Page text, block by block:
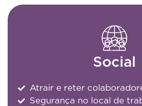
Social
Atrair e reter
Segurança no local de